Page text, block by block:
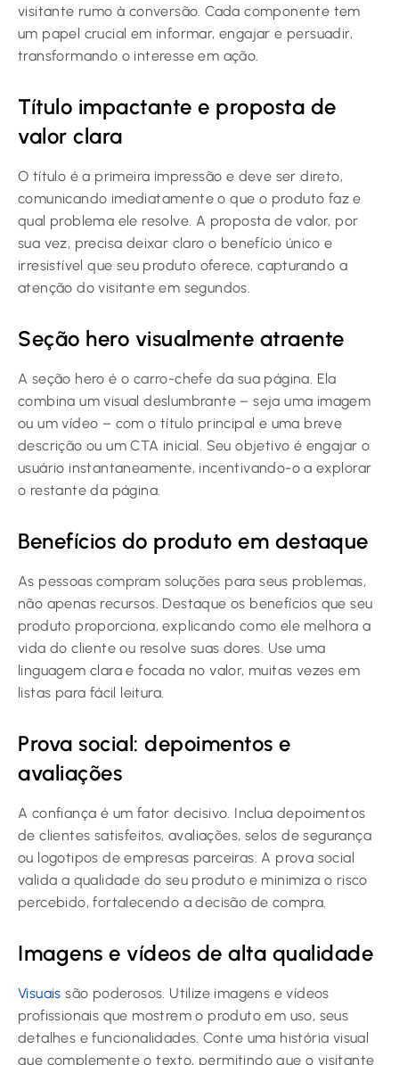
visitante rumo à conversão. Cada componente tem
um papel crucial em informar, engajar e persuadir,
transformando o interesse em ação.
Título impactante e proposta de
valor clara
O título é a primeira impressão e deve ser direto,
comunicando imediatamente o que o produto faz e
qual problema ele resolve. A proposta de valor, por
sua vez, precisa deixar claro o benefício único e
irresistível que seu produto oferece, capturando a
atenção do visitante em segundos.
Seção hero visualmente atraente
A seção hero é o carro-chefe da sua página. Ela
combina um visual deslumbrante – seja uma imagem
ou um vídeo – com o título principal e uma breve
descrição ou um CTA inicial. Seu objetivo é engajar o
usuário instantaneamente, incentivando-o a explorar
o restante da página.
Benefícios do produto em destaque
As pessoas compram soluções para seus problemas,
não apenas recursos. Destaque os benefícios que seu
produto proporciona, explicando como ele melhora a
vida do cliente ou resolve suas dores. Use uma
linguagem clara e focada no valor, muitas vezes em
listas para fácil leitura.
Prova social: depoimentos e
avaliações
A confiança é um fator decisivo. Inclua depoimentos
de clientes satisfeitos, avaliações, selos de segurança
ou logotipos de empresas parceiras. A prova social
valida a qualidade do seu produto e minimiza o risco
percebido, fortalecendo a decisão de compra.
Imagens e vídeos de alta qualidade
Visuais são poderosos. Utilize imagens e vídeos
profissionais que mostrem o produto em uso, seus
detalhes e funcionalidades. Conte uma história visual
que complemente o texto, permitindo que o visitante